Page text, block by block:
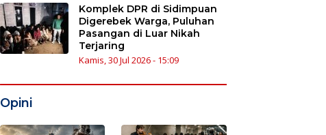
Komplek DPR di Sidimpuan
Digerebek Warga, Puluhan
Pasangan di Luar Nikah
Terjaring
Kamis, 30 Jul 2026 - 15:09
Opini